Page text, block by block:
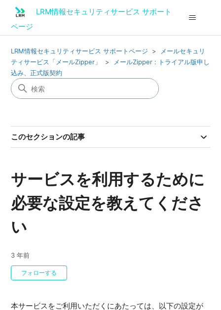
LRM情報セキュリティサービス サポート
ページ
LRM情報セキュリティサービス サポートページ
メールセキュリ
ティサービス「メールZipper」
メールZipper : トライアル版申し
込み、正式版契約
このセクションの記事
サービスを利用するために
必要な設定を教えてくださ
い
3 年前
フォローする
本サービスをご利用いただくにあたっては、以下の設定が